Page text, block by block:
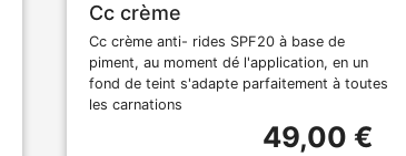
Cc crème
Cc crème anti- rides SPF20 à base de
piment, au moment dé l'application, en un
fond de teint s'adapte parfaitement à toutes
les carnations
49,00 €